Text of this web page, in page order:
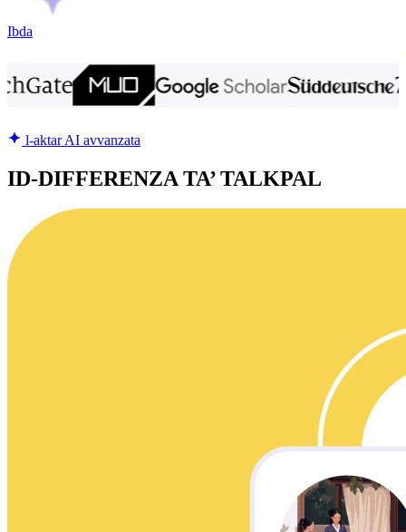
Ibda
l-aktar AI avvanzata
ID-DIFFERENZA TA’ TALKPAL